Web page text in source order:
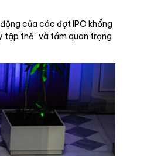
của các đợt IPO khổng
tập thể" và tầm quan trọng